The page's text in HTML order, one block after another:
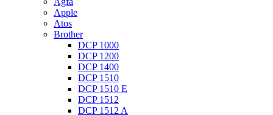
Apple
Atos
Brother
DCP 1000
DCP 1200
DCP 1400
DCP 1510
DCP 1510 E
DCP 1512
DCP 1512 A